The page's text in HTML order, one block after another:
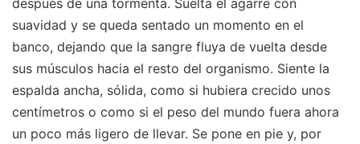
después de una tormenta. Suelta el agarre con
suavidad y se queda sentado un momento en el
banco, dejando que la sangre fluya de vuelta desde
sus músculos hacia el resto del organismo. Siente la
espalda ancha, sólida, como si hubiera crecido unos
centímetros o como si el peso del mundo fuera ahora
un poco más ligero de llevar. Se pone en pie y, por